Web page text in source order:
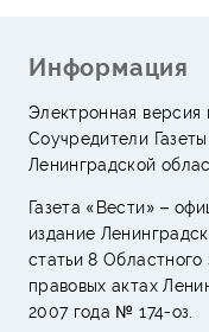
Информация
Электронная версия
Соучредители
Ленинградской
Газета «Вести» –
издание
статьи 8
правовых актах
2007 года № 174-оз.